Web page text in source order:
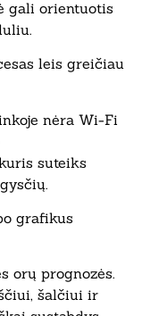
gali orientuotis
leis greičiau
nėra Wi-Fi
suteiks
grafikus
orų prognozės.
šalčiui ir